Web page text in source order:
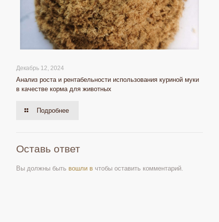
Декабрь 12, 2024
Анализ роста и рентабельности использования куриной муки
в качестве корма для животных
Подробнее
Оставь ответ
Вы должны быть вошли в чтобы оставить комментарий.